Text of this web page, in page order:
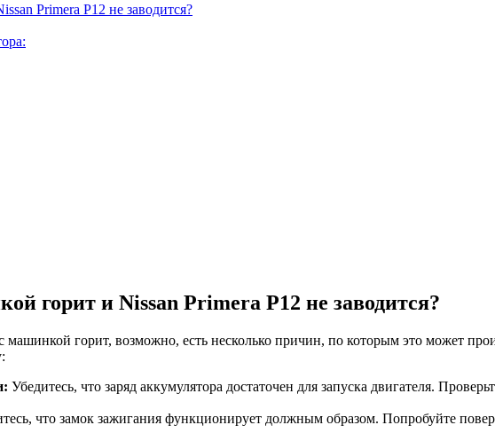
Primera P12 не заводится?
горит и Nissan Primera P12 не заводится?
машинкой горит, возможно, есть несколько причин, по которым это может
Убедитесь, что заряд аккумулятора достаточен для запуска двигателя.
что замок зажигания функционирует должным образом. Попробуйте